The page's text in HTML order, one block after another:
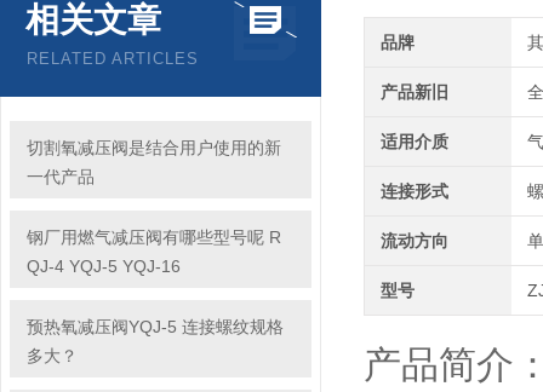
相关文章
RELATED ARTICLES
切割氧减压阀是结合用户使用的新
一代产品
钢厂用燃气减压阀有哪些型号呢 R
QJ-4 YQJ-5 YQJ-16
预热氧减压阀YQJ-5 连接螺纹规格
多大？
品牌
产品新旧
适用介质
连接形式
流动方向
型号
产品简介